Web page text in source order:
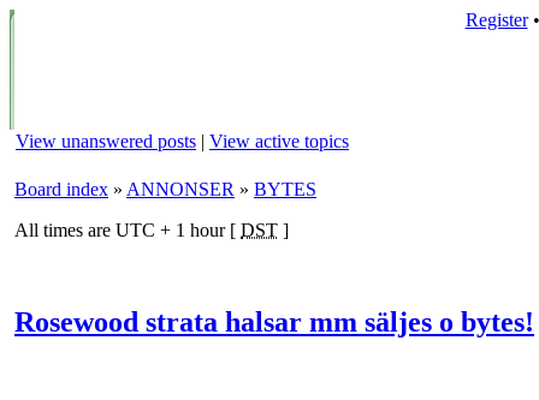
Register
View unanswered posts | View active topics
Board index » ANNONSER » BYTES
All times are UTC + 1 hour [ DST ]
Rosewood strata halsar mm säljes o bytes!